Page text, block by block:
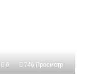
0 746 Просмотр